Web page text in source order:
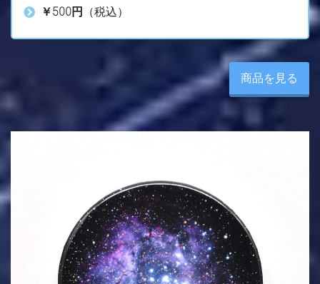
￥500円 （税込）
商品を見る